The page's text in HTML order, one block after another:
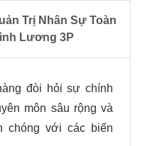
Trị Nhân Sự Toàn
Lương 3P
đòi hỏi sự chính
môn sâu rộng và
chóng với các biến